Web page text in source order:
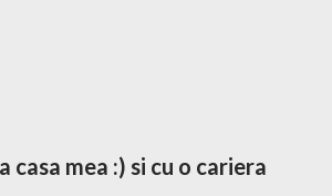
casa mea :) si cu o cariera